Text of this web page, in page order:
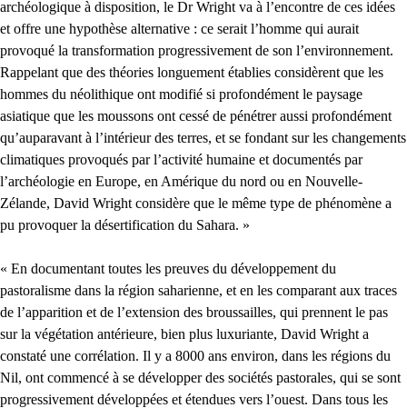
archéologique à disposition, le Dr Wright va à l’encontre de ces idées
et offre une hypothèse alternative : ce serait l’homme qui aurait
provoqué la transformation progressivement de son l’environnement.
Rappelant que des théories longuement établies considèrent que les
hommes du néolithique ont modifié si profondément le paysage
asiatique que les moussons ont cessé de pénétrer aussi profondément
qu’auparavant à l’intérieur des terres, et se fondant sur les changements
climatiques provoqués par l’activité humaine et documentés par
l’archéologie en Europe, en Amérique du nord ou en Nouvelle-
Zélande, David Wright considère que le même type de phénomène a
pu provoquer la désertification du Sahara. »
« En documentant toutes les preuves du développement du
pastoralisme dans la région saharienne, et en les comparant aux traces
de l’apparition et de l’extension des broussailles, qui prennent le pas
sur la végétation antérieure, bien plus luxuriante, David Wright a
constaté une corrélation. Il y a 8000 ans environ, dans les régions du
Nil, ont commencé à se développer des sociétés pastorales, qui se sont
progressivement développées et étendues vers l’ouest. Dans tous les